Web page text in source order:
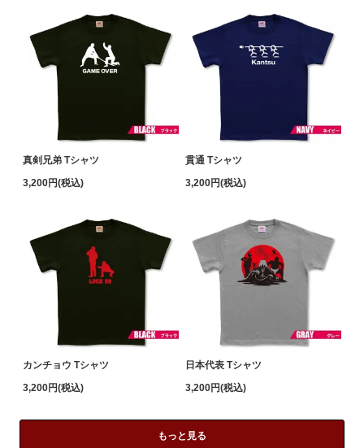
真剣兄弟 Tシャツ
3,200円(税込)
貫通 Tシャツ
3,200円(税込)
カンチョウ Tシャツ
3,200円(税込)
日本代表 Tシャツ
3,200円(税込)
もっと見る